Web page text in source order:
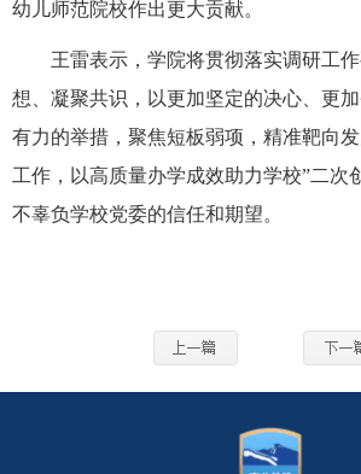
幼儿师范院校作出更大贡献。
王雷表示，学院将贯彻落实调研工
想、凝聚共识，以更加坚定的决心、更
有力的举措，聚焦短板弱项，精准靶向
工作，以高质量办学成效助力学校”二次
不辜负学校党委的信任和期望。